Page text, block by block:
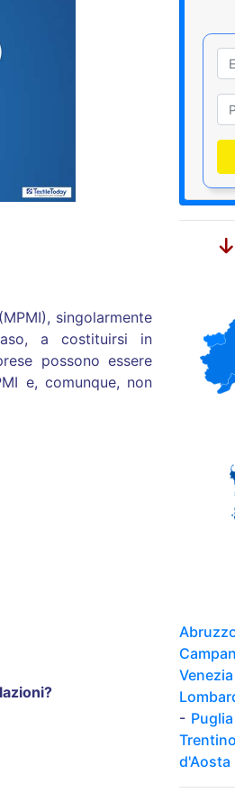
singolarmente
a costituirsi in
possono essere
e, comunque, non
- Puglia
d'Aosta